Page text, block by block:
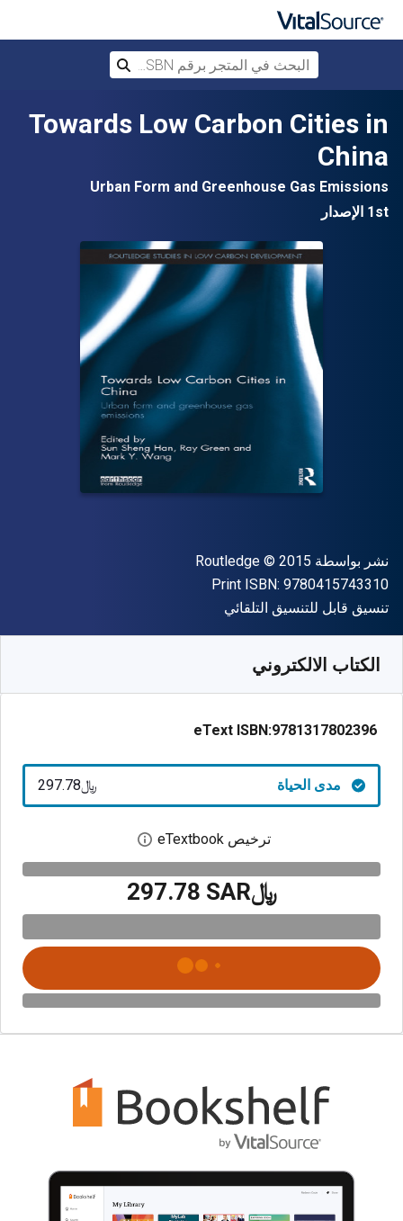
تخطي إلى المحتوى الرئيسي
Towards Low Carbon Cities in
China
Urban Form and Greenhouse Gas Emissions
1st الإصدار
الناشر
نشر بواسطة Routledge
حقوق الطبع والنشر © 2015
Print ISBN: 9780415743310
شكل
تنسيق قابل للتنسيق التلقائي
الكتاب الالكتروني
eText ISBN:9781317802396
مدى الحياة ﷼‎297.78
ترخيص eTextbook افتح مربع حوار
﷼‎297.78 SAR